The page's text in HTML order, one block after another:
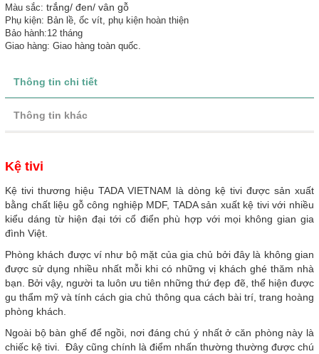
Màu sắc: trắng/ đen/ vân gỗ
Phụ kiện: Bản lề, ốc vít, phụ kiện hoàn thiện
Bảo hành:12 tháng
Giao hàng: Giao hàng toàn quốc.
Thông tin chi tiết
Thông tin khác
Kệ tivi
Kệ tivi thương hiệu TADA VIETNAM là dòng kệ tivi được sản xuất
bằng chất liệu gỗ công nghiệp MDF, TADA sản xuất kệ tivi với nhiều
kiểu dáng từ hiện đại tới cổ điển phù hợp với mọi không gian gia
đình Việt.
Phòng khách được ví như bộ mặt của gia chủ bởi đây là không gian
được sử dụng nhiều nhất mỗi khi có những vị khách ghé thăm nhà
bạn. Bởi vậy, người ta luôn ưu tiên những thứ đẹp đẽ, thể hiện được
gu thẩm mỹ và tính cách gia chủ thông qua cách bài trí, trang hoàng
phòng khách.
Ngoài bộ bàn ghế để ngồi, nơi đáng chú ý nhất ở căn phòng này là
chiếc kệ tivi. Đây cũng chính là điểm nhấn thường thường được chú